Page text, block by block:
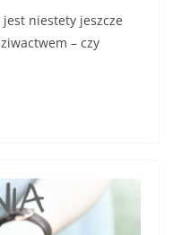
niestety jeszcze
– czy